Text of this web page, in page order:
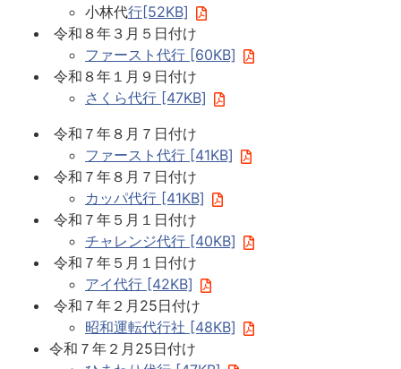
小林代行[52KB]
令和８年３月５日付け
ファースト代行 [60KB]
令和８年１月９日付け
さくら代行 [47KB]
令和７年８月７日付け
ファースト代行 [41KB]
令和７年８月７日付け
カッパ代行 [41KB]
令和７年５月１日付け
チャレンジ代行 [40KB]
令和７年５月１日付け
アイ代行 [42KB]
令和７年２月25日付け
昭和運転代行社 [48KB]
令和７年２月25日付け